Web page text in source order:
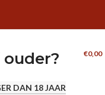
ouder?
DAN 18 JAAR
artikelen €0,00